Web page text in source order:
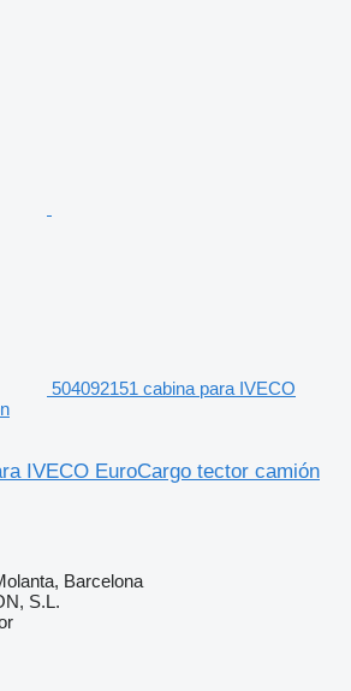
504092151 cabina para IVECO
IVECO EuroCargo tector camión
Barcelona
S.L.